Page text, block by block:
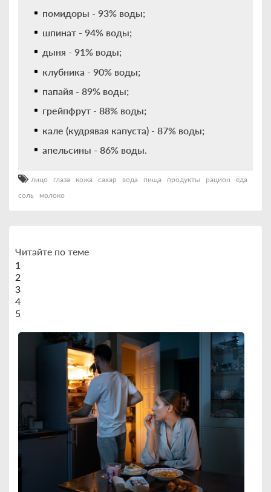
помидоры - 93% воды;
шпинат - 94% воды;
дыня - 91% воды;
клубника - 90% воды;
папайя - 89% воды;
грейпфрут - 88% воды;
кале (кудрявая капуста) - 87% воды;
апельсины - 86% воды.
лицо глаза кожа сахар вода пища продукты рацион
еда
соль
молоко
Читайте по теме
1
2
3
4
5